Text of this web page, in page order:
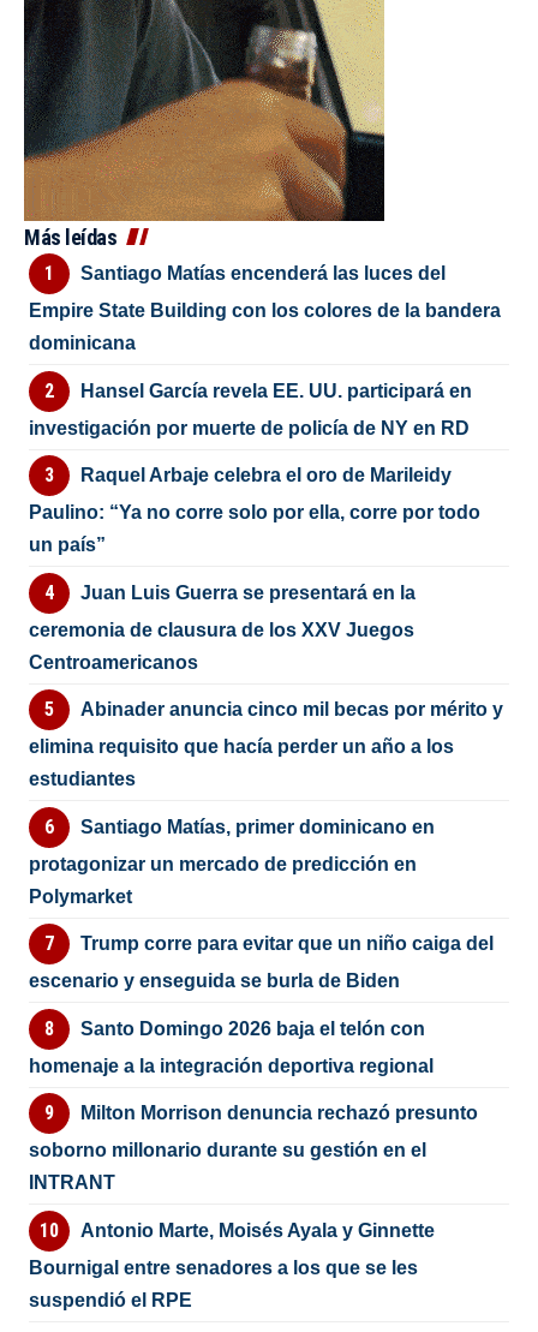
Más leídas
Santiago Matías encenderá las luces del
Empire State Building con los colores de la bandera
dominicana
Hansel García revela EE. UU. participará en
investigación por muerte de policía de NY en RD
Raquel Arbaje celebra el oro de Marileidy
Paulino: “Ya no corre solo por ella, corre por todo
un país”
Juan Luis Guerra se presentará en la
ceremonia de clausura de los XXV Juegos
Centroamericanos
Abinader anuncia cinco mil becas por mérito y
elimina requisito que hacía perder un año a los
estudiantes
Santiago Matías, primer dominicano en
protagonizar un mercado de predicción en
Polymarket
Trump corre para evitar que un niño caiga del
escenario y enseguida se burla de Biden
Santo Domingo 2026 baja el telón con
homenaje a la integración deportiva regional
Milton Morrison denuncia rechazó presunto
soborno millonario durante su gestión en el
INTRANT
Antonio Marte, Moisés Ayala y Ginnette
Bournigal entre senadores a los que se les
suspendió el RPE